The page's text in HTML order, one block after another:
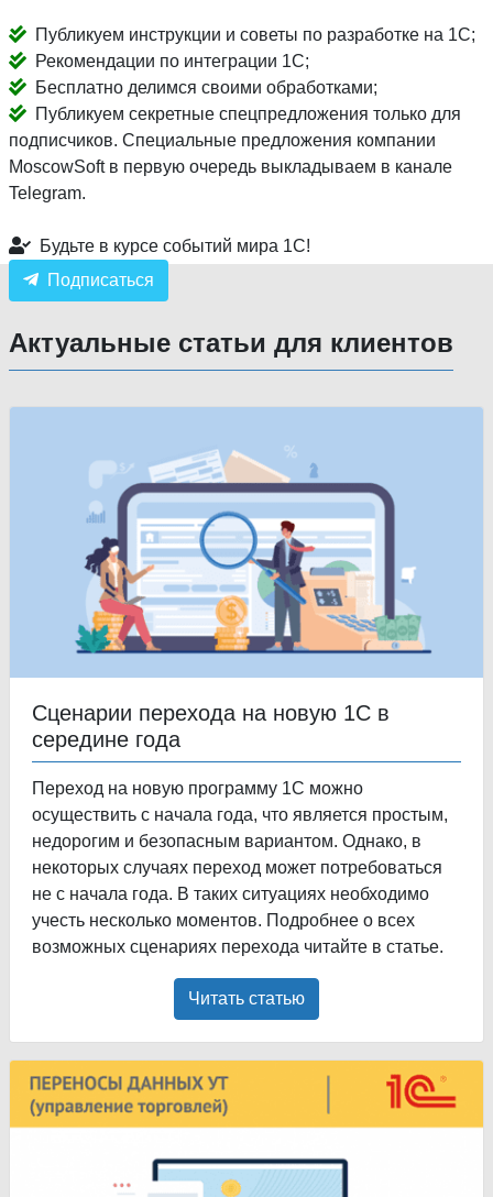
Публикуем инструкции и советы по разработке на 1С;
Рекомендации по интеграции 1С;
Бесплатно делимся своими обработками;
Публикуем секретные спецпредложения только для
подписчиков. Специальные предложения компании
MoscowSoft в первую очередь выкладываем в канале
Telegram.
Будьте в курсе событий мира 1С!
Подписаться
Актуальные статьи для клиентов
Сценарии перехода на новую 1С в
середине года
Переход на новую программу 1С можно
осуществить с начала года, что является простым,
недорогим и безопасным вариантом. Однако, в
некоторых случаях переход может потребоваться
не с начала года. В таких ситуациях необходимо
учесть несколько моментов. Подробнее о всех
возможных сценариях перехода читайте в статье.
Читать статью